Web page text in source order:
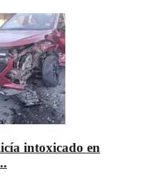
intoxicado en